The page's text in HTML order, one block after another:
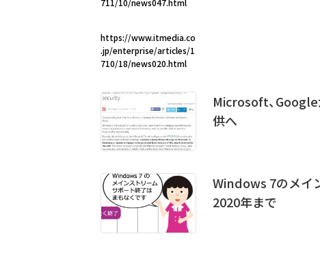
711/10/news047.html
https://www.itmedia.co
.jp/enterprise/articles/1
710/18/news020.html
Microsoft、
供へ
Windows 7のメイ
2020年まで